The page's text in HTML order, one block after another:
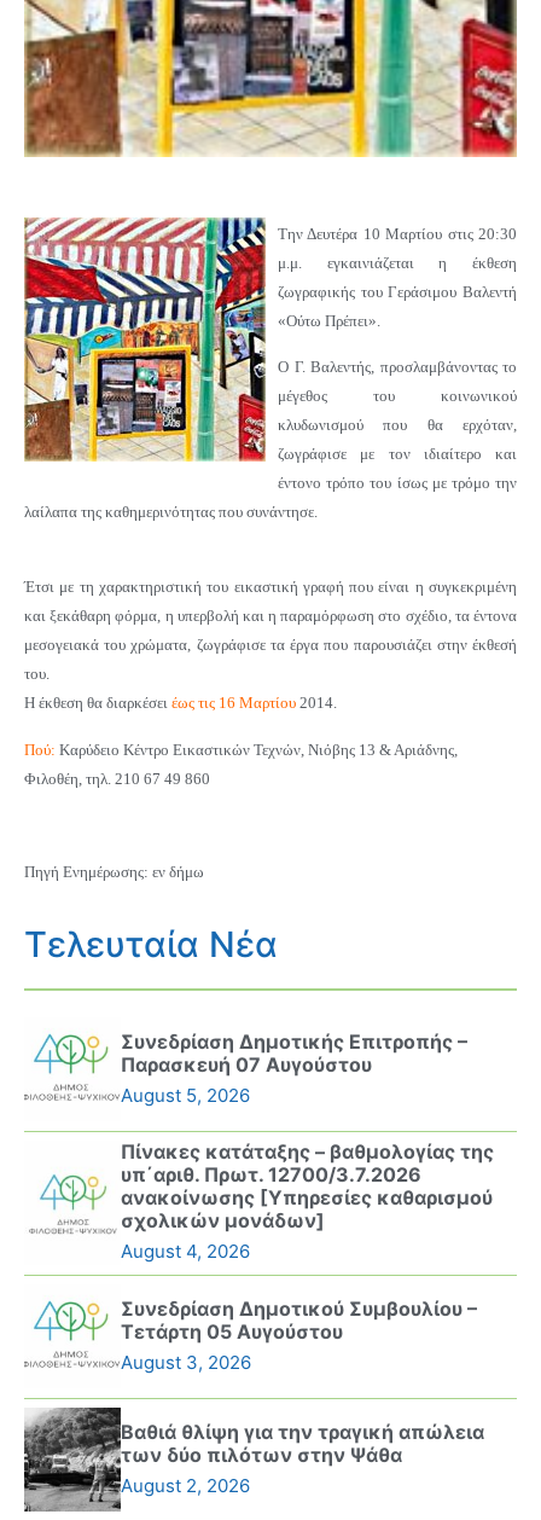
Την Δευτέρα 10 Μαρτίου στις 20:30
μ.μ. εγκαινιάζεται η έκθεση
ζωγραφικής του Γεράσιμου Βαλεντή
«Ούτω Πρέπει».
Ο Γ. Βαλεντής, προσλαμβάνοντας το
μέγεθος του κοινωνικού
κλυδωνισμού που θα ερχόταν,
ζωγράφισε με τον ιδιαίτερο και
έντονο τρόπο του ίσως με τρόμο την
λαίλαπα της καθημερινότητας που συνάντησε.
Έτσι με τη χαρακτηριστική του εικαστική γραφή που είναι η συγκεκριμένη
και ξεκάθαρη φόρμα, η υπερβολή και η παραμόρφωση στο σχέδιο, τα έντονα
μεσογειακά του χρώματα, ζωγράφισε τα έργα που παρουσιάζει στην έκθεσή
του.
Η έκθεση θα διαρκέσει έως τις 16 Μαρτίου 2014.
Πού: Καρύδειο Κέντρο Εικαστικών Τεχνών, Νιόβης 13 & Αριάδνης,
Φιλοθέη, τηλ. 210 67 49 860
Πηγή Ενημέρωσης: εν δήμω
Τελευταία Νέα
Συνεδρίαση Δημοτικής Επιτροπής –
Παρασκευή 07 Αυγούστου
August 5, 2026
Πίνακες κατάταξης – βαθμολογίας της
υπ΄αριθ. Πρωτ. 12700/3.7.2026
ανακοίνωσης [Υπηρεσίες καθαρισμού
σχολικών μονάδων]
August 4, 2026
Συνεδρίαση Δημοτικού Συμβουλίου –
Τετάρτη 05 Αυγούστου
August 3, 2026
Βαθιά θλίψη για την τραγική απώλεια
των δύο πιλότων στην Ψάθα
August 2, 2026